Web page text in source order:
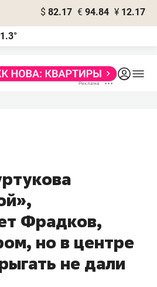
$ 82.17 € 94.84 ¥ 12.17
Фрадков,
но в центре
не дали